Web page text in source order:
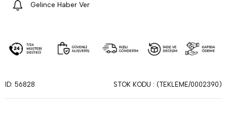
Gelince Haber Ver
ID: 56828 STOK KODU (TEKLEME/0002390)